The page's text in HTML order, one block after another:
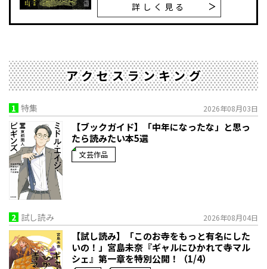
詳しく見る
アクセスランキング
1 特集 2026年08月03日
【ブックガイド】「中年になったな」と思っ
たら読みたい本5選
文芸作品
2 試し読み 2026年08月04日
【試し読み】「このお寺をもっと有名にした
いの！」宮島未奈『ギャルにひかれて寺マル
シェ』第一章を特別公開！（1/4）